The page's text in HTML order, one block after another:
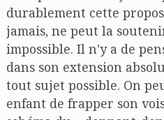
durablement cette
jamais, ne peut la
impossible. Il n’y a de
dans son extension
tout sujet possible. On
enfant de frapper son